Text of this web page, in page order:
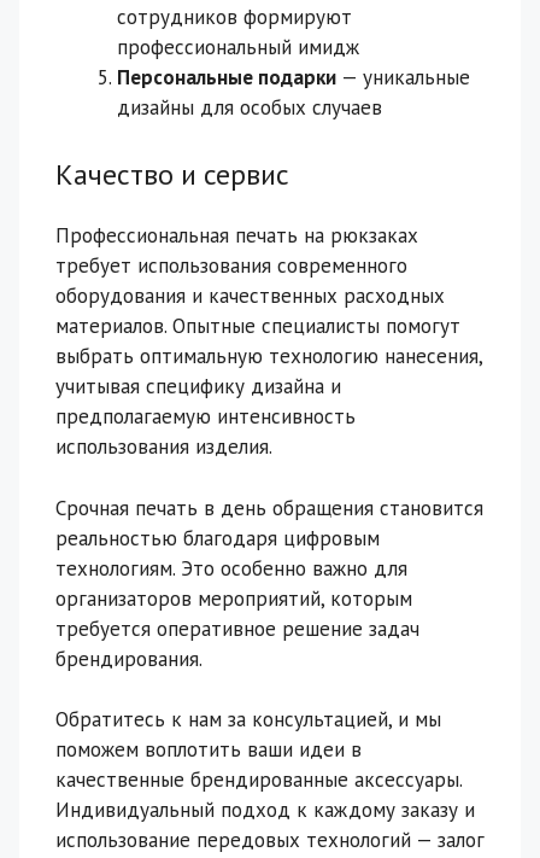
сотрудников формируют
профессиональный имидж
Персональные подарки — уникальные
дизайны для особых случаев
Качество и сервис
Профессиональная печать на рюкзаках
требует использования современного
оборудования и качественных расходных
материалов. Опытные специалисты помогут
выбрать оптимальную технологию нанесения,
учитывая специфику дизайна и
предполагаемую интенсивность
использования изделия.
Срочная печать в день обращения становится
реальностью благодаря цифровым
технологиям. Это особенно важно для
организаторов мероприятий, которым
требуется оперативное решение задач
брендирования.
Обратитесь к нам за консультацией, и мы
поможем воплотить ваши идеи в
качественные брендированные аксессуары.
Индивидуальный подход к каждому заказу и
использование передовых технологий — залог